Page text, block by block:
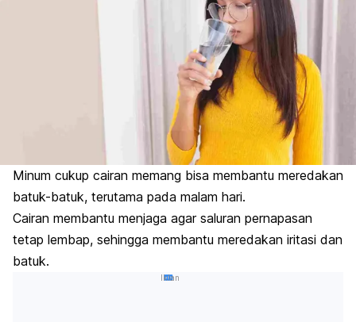
Minum cukup cairan memang bisa membantu meredakan
batuk-batuk, terutama pada malam hari.
Cairan membantu menjaga agar saluran pernapasan
tetap lembap, sehingga membantu meredakan iritasi dan
batuk.
Iklan